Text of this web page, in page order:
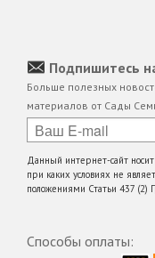
Подпишитесь
Больше полезных
материалов от Сады
Данный интернет-сайт
при каких условиях не
положениями Статьи 437 (2)
Способы оплаты: